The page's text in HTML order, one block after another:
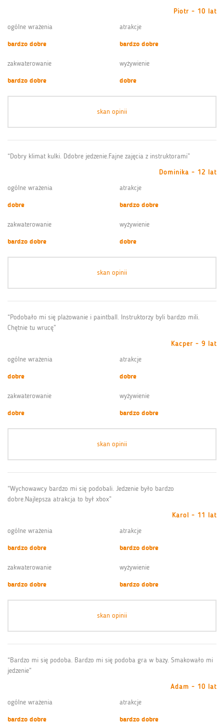
Piotr - 10 lat
ogólne wrażenia
bardzo dobre
atrakcje
bardzo dobre
zakwaterowanie
bardzo dobre
wyżywienie
dobre
skan opinii
“Dobry klimat kulki. Ddobre jedzenie.Fajne zajęcia z instruktorami”
Dominika - 12 lat
ogólne wrażenia
dobre
atrakcje
bardzo dobre
zakwaterowanie
bardzo dobre
wyżywienie
dobre
skan opinii
“Podobało mi się plażowanie i paintball. Instruktorzy byli bardzo mili.
Chętnie tu wrucę”
Kacper - 9 lat
ogólne wrażenia
dobre
atrakcje
dobre
zakwaterowanie
dobre
wyżywienie
bardzo dobre
skan opinii
“Wychowawcy bardzo mi się podobali. Jedzenie było bardzo
dobre.Najlepsza atrakcja to był xbox”
Karol - 11 lat
ogólne wrażenia
bardzo dobre
atrakcje
bardzo dobre
zakwaterowanie
bardzo dobre
wyżywienie
bardzo dobre
skan opinii
“Bardzo mi się podoba. Bardzo mi się podoba gra w bazy. Smakowało mi
jedzenie”
Adam - 10 lat
ogólne wrażenia
bardzo dobre
atrakcje
bardzo dobre